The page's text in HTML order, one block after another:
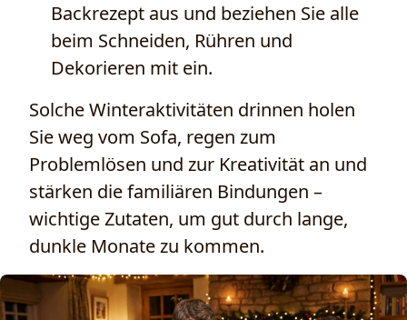
Backrezept aus und beziehen Sie alle
beim Schneiden, Rühren und
Dekorieren mit ein.
Solche Winteraktivitäten drinnen holen
Sie weg vom Sofa, regen zum
Problemlösen und zur Kreativität an und
stärken die familiären Bindungen –
wichtige Zutaten, um gut durch lange,
dunkle Monate zu kommen.